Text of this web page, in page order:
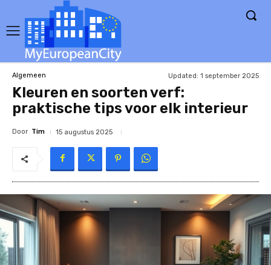
Algemeen Updated: 1 september 2025
Kleuren en soorten verf:
praktische tips voor elk interieur
Door Tim 15 augustus 2025